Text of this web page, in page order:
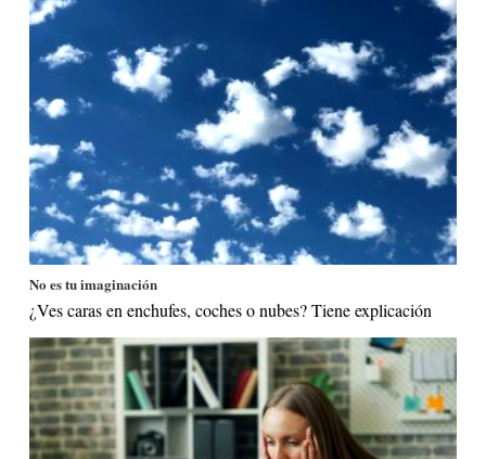
No es tu imaginación
¿Ves caras en enchufes, coches o nubes? Tiene explicación